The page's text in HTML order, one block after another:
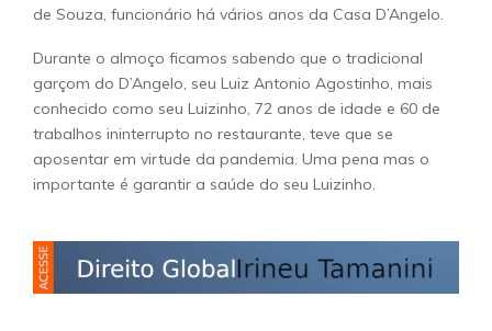
de Souza, funcionário há vários anos da Casa D’Angelo.
Durante o almoço ficamos sabendo que o tradicional
garçom do D’Angelo, seu Luiz Antonio Agostinho, mais
conhecido como seu Luizinho, 72 anos de idade e 60 de
trabalhos ininterrupto no restaurante, teve que se
aposentar em virtude da pandemia. Uma pena mas o
importante é garantir a saúde do seu Luizinho.